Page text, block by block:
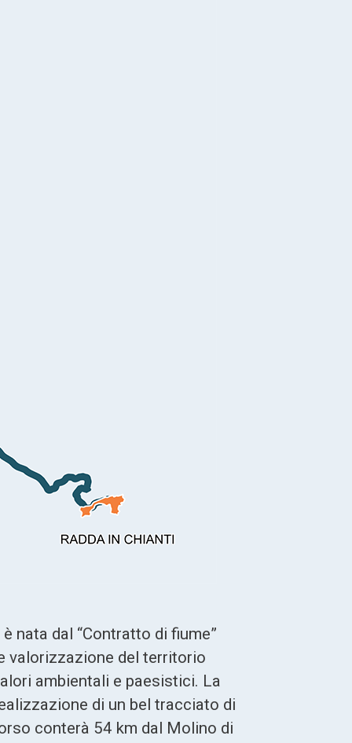
nata dal “Contratto di fiume”
valorizzazione del territorio
ambientali e paesistici. La
di un bel tracciato di
conterà 54 km dal Molino di